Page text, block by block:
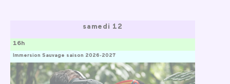
samedi 12
Immersion Sauvage saison 2026-2027
16h